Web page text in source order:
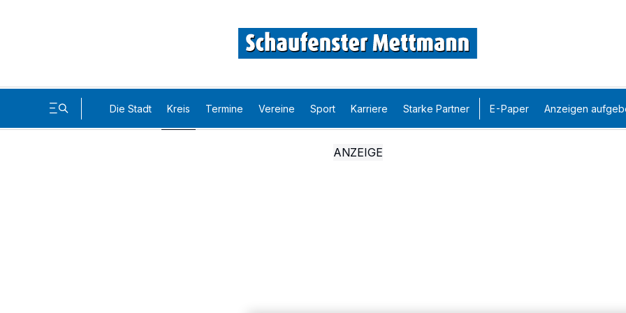
Die Stadt Kreis Termine Vereine Sport Karriere Starke Partner E-Paper Anzeigen